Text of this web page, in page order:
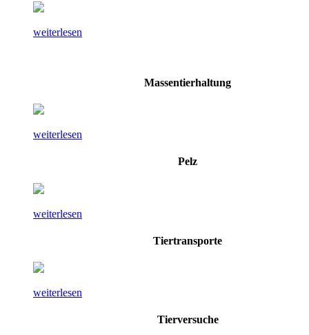
weiterlesen
Massentierhaltung
weiterlesen
Pelz
weiterlesen
Tiertransporte
weiterlesen
Tierversuche